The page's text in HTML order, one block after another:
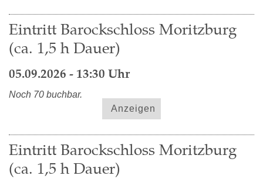
Eintritt Barockschloss Moritzburg
(ca. 1,5 h Dauer)
05.09.2026 - 13:30 Uhr
Noch 70 buchbar.
Anzeigen
Eintritt Barockschloss Moritzburg
(ca. 1,5 h Dauer)